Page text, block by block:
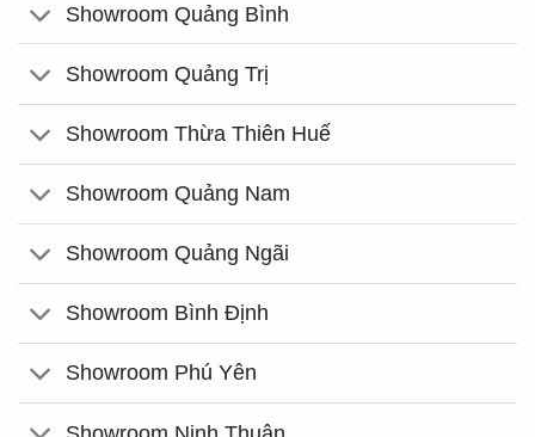
Showroom Quảng Bình
Showroom Quảng Trị
Showroom Thừa Thiên Huế
Showroom Quảng Nam
Showroom Quảng Ngãi
Showroom Bình Định
Showroom Phú Yên